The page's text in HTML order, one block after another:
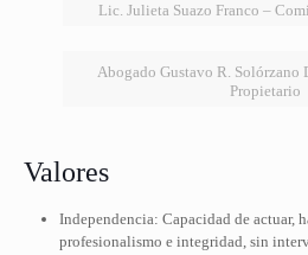
Lic. Julieta Suazo Franco –
Abogado Gustavo R. Solórzano
Propietario
Valores
Independencia: Capacidad de actuar,
profesionalismo e integridad, sin